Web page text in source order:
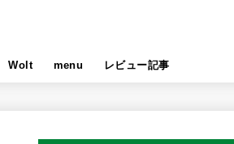
Wolt menu レビュー記事